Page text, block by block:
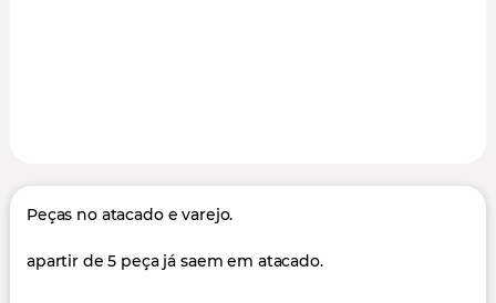
Peças no atacado e varejo.
apartir de 5 peça já saem em atacado.